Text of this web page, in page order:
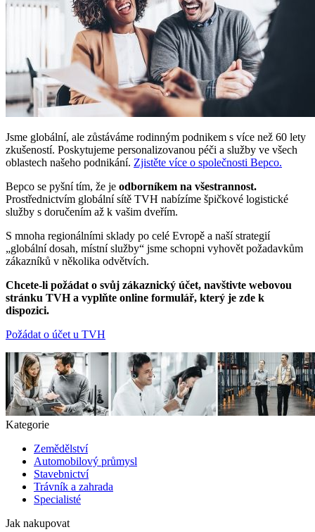
Jsme globální, ale zůstáváme rodinným podnikem s více než 60 lety
zkušeností. Poskytujeme personalizovanou péči a služby ve všech
oblastech našeho podnikání. Zjistěte více o společnosti Bepco.
Bepco se pyšní tím, že je odborníkem na všestrannost.
Prostřednictvím globální sítě TVH nabízíme špičkové logistické
služby s doručením až k vašim dveřím.
S mnoha regionálními sklady po celé Evropě a naší strategií
„globální dosah, místní služby“ jsme schopni vyhovět požadavkům
zákazníků v několika odvětvích.
Chcete-li požádat o svůj zákaznický účet, navštivte webovou
stránku TVH a vyplňte online formulář, který je zde k
dispozici.
Požádat o účet u TVH
Kategorie
Zemědělství
Automobilový průmysl
Stavebnictví
Trávník a zahrada
Specialisté
Jak nakupovat